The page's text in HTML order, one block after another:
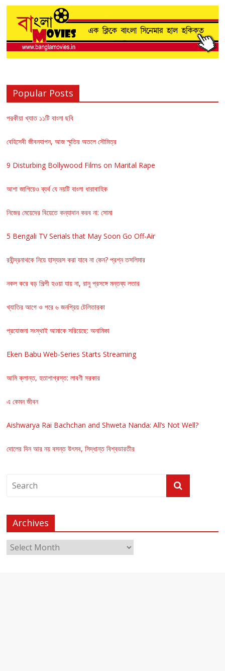
Popular Posts
পরকীয়া খ্যাত ১১টি বাংলা ছবি
বেহিসেবী জীবনযাপন, আজ স্মৃতির অতলে সৌমিত্র
9 Disturbing Bollywood Films on Marital Rape
আশা জাগিয়েও ব্যর্থ যে নয়টি বাংলা ধারাবাহিক
নিজের মেয়েদের বিয়েতে কন্যাদান করব না: সোমা
5 Bengali TV Serials that May Soon Go Off-Air
রবীন্দ্রনাথকে নিয়ে হাস্যরস করা যাবে না কেন? প্রশ্ন তসলিমার
নকল করে বড় শিল্পী হওয়া যায় না, রানু প্রসঙ্গে মন্তব্য লতার
খ্যাতির আগে ও পরে ৬ জনপ্রিয় টেলিতারকা
প্রযোজনা সংস্থাই আমাকে সরিয়েছে: অনামিকা
Eken Babu Web-Series Starts Streaming
আমি ক্লান্ত, হতাশাগ্রস্ত: লাবণী সরকার
এ কেমন জীবন
Aishwarya Rai Bachchan and Shweta Nanda: All’s Not Well?
দোলের দিন আর নয় বসন্ত উৎসব, সিদ্ধান্ত বিশ্বভারতীর
Archives